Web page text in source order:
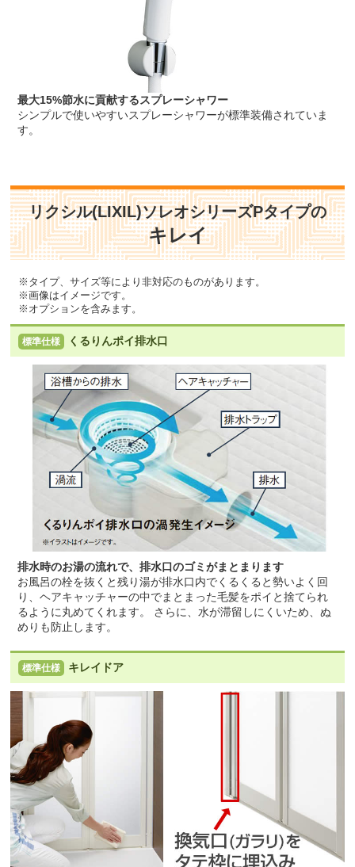
最大15%節水に貢献するスプレーシャワー
シンプルで使いやすいスプレーシャワーが標準装備されていま
す。
リクシル(LIXIL)ソレオシリーズPタイプの
キレイ
※タイプ、サイズ等により非対応のものがあります。
※画像はイメージです。
※オプションを含みます。
標準仕様 くるりんポイ排水口
排水時のお湯の流れで、排水口のゴミがまとまります
お風呂の栓を抜くと残り湯が排水口内でくるくると勢いよく回
り、ヘアキャッチャーの中でまとまった毛髪をポイと捨てられ
るように丸めてくれます。 さらに、水が滞留しにくいため、ぬ
めりも防止します。
標準仕様 キレイドア